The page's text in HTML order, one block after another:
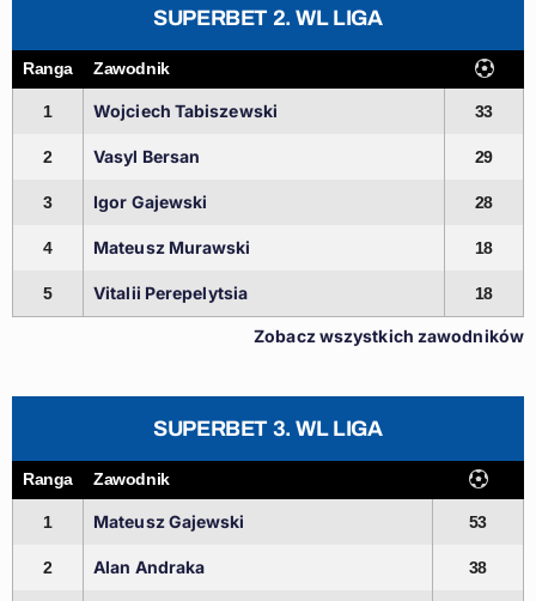
SUPERBET 2. WL LIGA
Ranga Zawodnik
1 Wojciech Tabiszewski 33
2 Vasyl Bersan 29
3 Igor Gajewski 28
4 Mateusz Murawski 18
5 Vitalii Perepelytsia 18
Zobacz wszystkich zawodników
SUPERBET 3. WL LIGA
Ranga Zawodnik
1 Mateusz Gajewski 53
2 Alan Andraka 38